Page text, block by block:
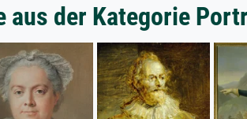
aus der Kategorie